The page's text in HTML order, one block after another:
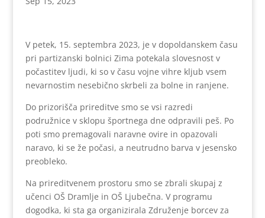
V petek, 15. septembra 2023, je v dopoldanskem času
pri partizanski bolnici Zima potekala slovesnost v
počastitev ljudi, ki so v času vojne vihre kljub vsem
nevarnostim nesebično skrbeli za bolne in ranjene.
Do prizorišča prireditve smo se vsi razredi
podružnice v sklopu športnega dne odpravili peš. Po
poti smo premagovali naravne ovire in opazovali
naravo, ki se že počasi, a neutrudno barva v jesensko
preobleko.
Na prireditvenem prostoru smo se zbrali skupaj z
učenci OŠ Dramlje in OŠ Ljubečna. V programu
dogodka, ki sta ga organizirala Združenje borcev za